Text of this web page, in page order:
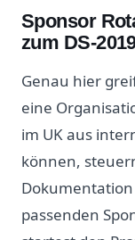
Sponsor
zum DS-
Genau hier
eine
im UK aus
können,
passenden